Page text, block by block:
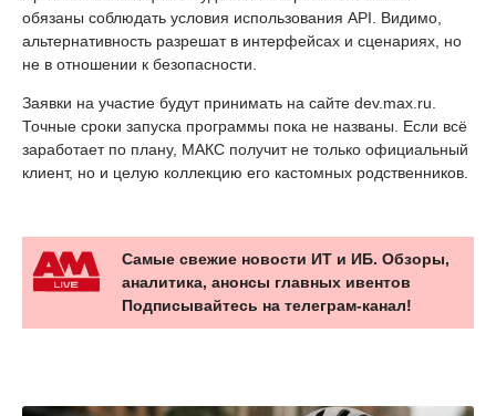
обязаны соблюдать условия использования API. Видимо,
альтернативность разрешат в интерфейсах и сценариях, но
не в отношении к безопасности.
Заявки на участие будут принимать на сайте dev.max.ru.
Точные сроки запуска программы пока не названы. Если всё
заработает по плану, МАКС получит не только официальный
клиент, но и целую коллекцию его кастомных родственников.
Самые свежие новости ИТ и ИБ. Обзоры,
аналитика, анонсы главных ивентов
Подписывайтесь на телеграм-канал!